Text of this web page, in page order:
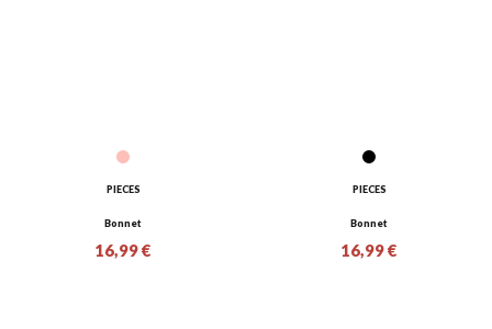
PIECES
Bonnet
16,99 €
PIECES
Bonnet
16,99 €